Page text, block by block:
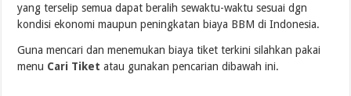
yang terselip semua dapat beralih sewaktu-waktu sesuai dgn
kondisi ekonomi maupun peningkatan biaya BBM di Indonesia.
Guna mencari dan menemukan biaya tiket terkini silahkan pakai
menu Cari Tiket atau gunakan pencarian dibawah ini.